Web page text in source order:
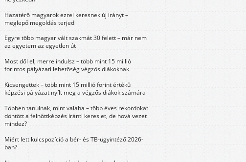
Hazatérő magyarok ezrei keresnek új irányt –
meglepő megoldás terjed
Egyre több magyar vált szakmát 30 felett – már nem
az egyetem az egyetlen út
Most dől el, merre indulsz – több mint 15 millió
forintos pályázati lehetőség végzős diákoknak
Kicsengettek – több mint 15 millió forint értékű
képzési pályázat nyílt meg a végzős diákok számára
Többen tanulnak, mint valaha – több éves rekordokat
döntött a felnőttképzés iránti kereslet, de hová vezet
mindez?
Miért lett kulcspozíció a bér- és TB-ügyintéző 2026-
ban?